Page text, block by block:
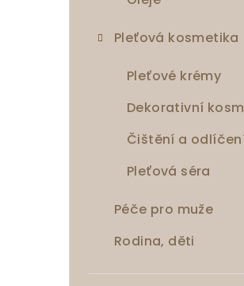
Pleťová kosmetika
Pleťové krémy
Dekorativní
Čištění a
Pleťová séra
Péče pro muže
Rodina, děti